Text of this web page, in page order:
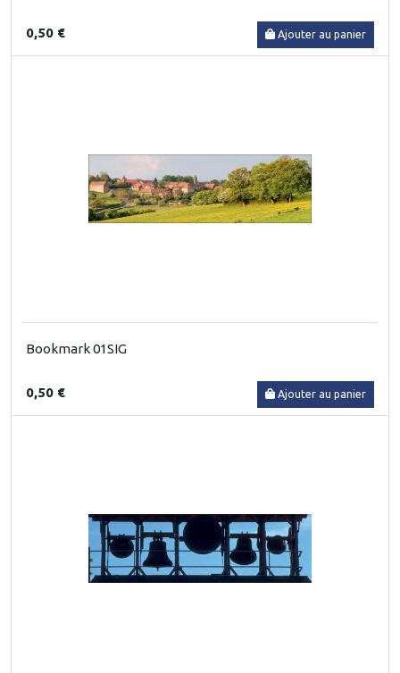
0,50 € Ajouter au panier
Bookmark 01SIG
0,50 € Ajouter au panier